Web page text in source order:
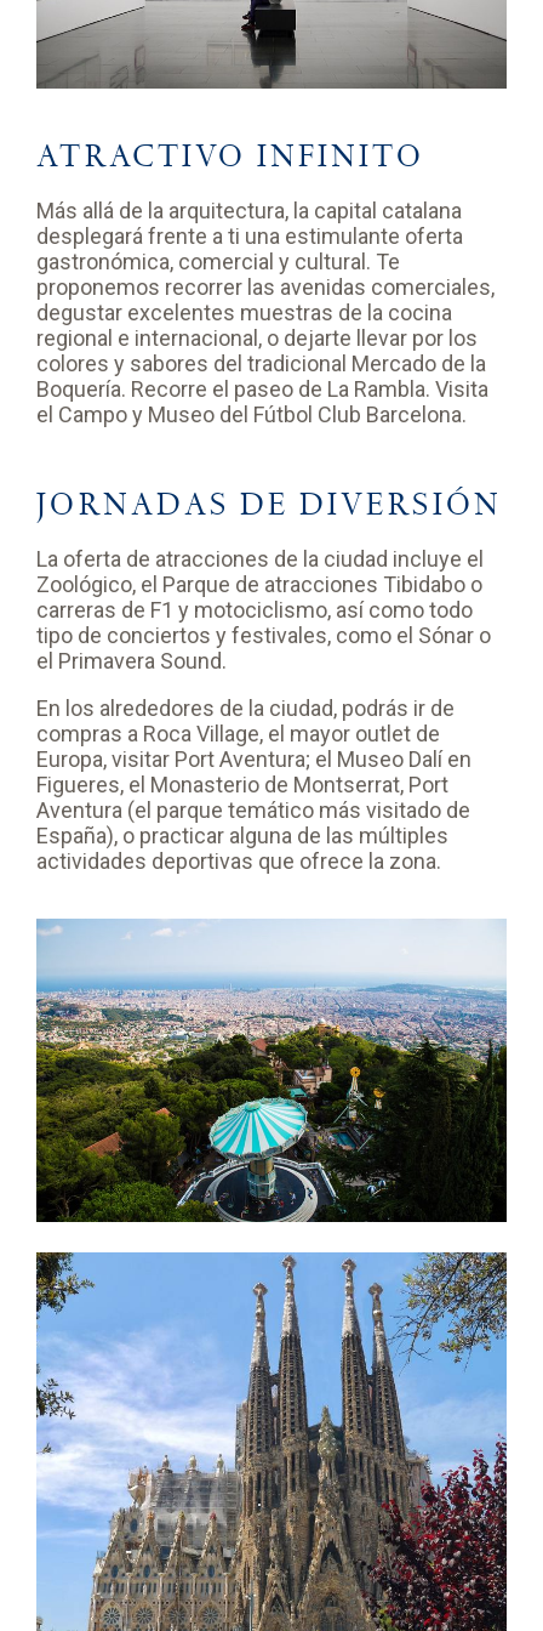
ATRACTIVO INFINITO
Más allá de la arquitectura, la capital catalana
desplegará frente a ti una estimulante oferta
gastronómica, comercial y cultural. Te
proponemos recorrer las avenidas comerciales,
degustar excelentes muestras de la cocina
regional e internacional, o dejarte llevar por los
colores y sabores del tradicional Mercado de la
Boquería. Recorre el paseo de La Rambla. Visita
el Campo y Museo del Fútbol Club Barcelona.
JORNADAS DE DIVERSIÓN
La oferta de atracciones de la ciudad incluye el
Zoológico, el Parque de atracciones Tibidabo o
carreras de F1 y motociclismo, así como todo
tipo de conciertos y festivales, como el Sónar o
el Primavera Sound.
En los alrededores de la ciudad, podrás ir de
compras a Roca Village, el mayor outlet de
Europa, visitar Port Aventura; el Museo Dalí en
Figueres, el Monasterio de Montserrat, Port
Aventura (el parque temático más visitado de
España), o practicar alguna de las múltiples
actividades deportivas que ofrece la zona.